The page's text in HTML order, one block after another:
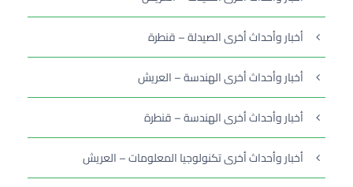
أخبار وأحداث أخرى الصيدلة – قنطرة
أخبار وأحداث أخرى الهندسة – العريش
أخبار وأحداث أخرى الهندسة – قنطرة
أخبار وأحداث أخرى تكنولوجيا المعلومات – العريش